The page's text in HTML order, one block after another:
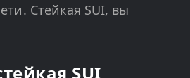
Стейкая SUI, вы
SUI